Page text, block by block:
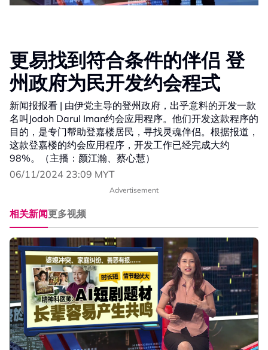
更易找到符合条件的伴侣 登
州政府为民开发约会程式
新闻报报看 | 由伊党主导的登州政府，出乎意料的开发一款
名叫Jodoh Darul Iman约会应用程序。他们开发这款程序的
目的，是专门帮助登嘉楼居民，寻找灵魂伴侣。根据报道，
这款登嘉楼的约会应用程序，开发工作已经完成大约
98%。（主播：颜江瀚、蔡心慧）
06/11/2024 23:09 MYT
Advertisement
相关新闻更多视频